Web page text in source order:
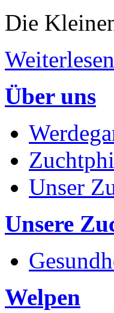
Die
Über uns
Unser
Unsere
Welpen